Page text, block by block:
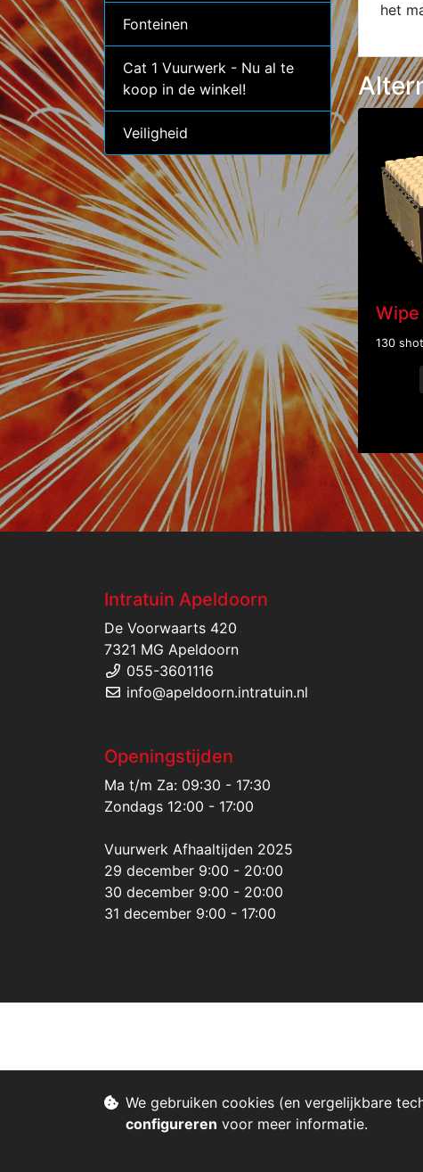
Fonteinen
Cat 1 Vuurwerk - Nu al te
koop in de winkel!
Veiligheid
het
Wipe
130
We gebruiken cookies (en vergelijkbare
configureren voor meer informatie.
Intratuin Apeldoorn
De Voorwaarts 420
7321 MG Apeldoorn
055-3601116
info@apeldoorn.intratuin.nl
Openingstijden
Ma t/m Za: 09:30 - 17:30
Zondags 12:00 - 17:00
Vuurwerk Afhaaltijden 2025
29 december 9:00 - 20:00
30 december 9:00 - 20:00
31 december 9:00 - 17:00